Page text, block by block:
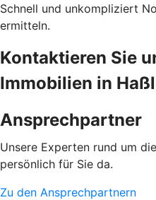
Schnell und unkompliziert
ermitteln.
Kontaktieren Sie
Immobilien in
Ansprechpartner
Unsere Experten rund um
persönlich für Sie da.
Zu den Ansprechpartnern